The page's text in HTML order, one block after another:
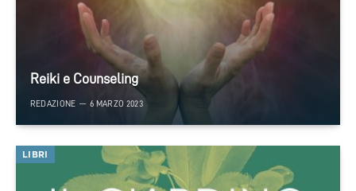
Reiki e Counseling
REDAZIONE 6 MARZO 2023
LIBRI